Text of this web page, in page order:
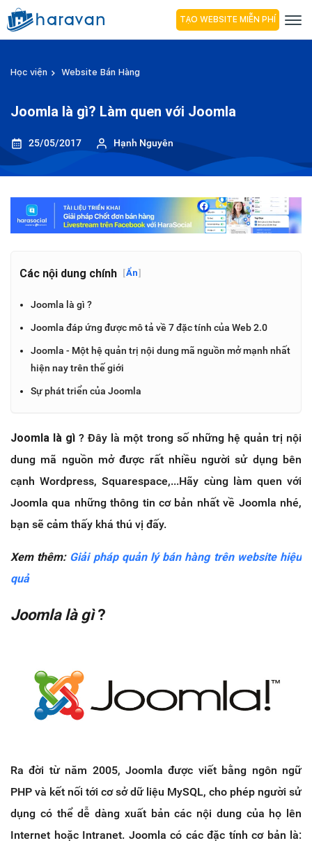
TẠO WEBSITE MIỄN PHÍ
Học viện Website Bán Hàng
Joomla là gì? Làm quen với Joomla
25/05/2017 Hạnh Nguyên
Các nội dung chính [Ẩn]
Joomla là gì ?
Joomla đáp ứng được mô tả về 7 đặc tính của Web 2.0
Joomla - Một hệ quản trị nội dung mã nguồn mở mạnh nhất
hiện nay trên thế giới
Sự phát triển của Joomla
Joomla là gì? Đây là một trong số những hệ quản trị nội
dung mã nguồn mở được rất nhiều người sử dụng bên
cạnh Wordpress, Squarespace,...Hãy cùng làm quen với
Joomla qua những thông tin cơ bản nhất về Joomla nhé,
bạn sẽ cảm thấy khá thú vị đấy.
Xem thêm: Giải pháp quản lý bán hàng trên website hiệu
quả
Joomla là gì?
Ra đời từ năm 2005, Joomla được viết bằng ngôn ngữ
PHP và kết nối tới cơ sở dữ liệu MySQL, cho phép người sử
dụng có thể dễ dàng xuất bản các nội dung của họ lên
Internet hoặc Intranet. Joomla có các đặc tính cơ bản là: